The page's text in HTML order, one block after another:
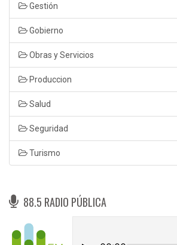
Gestión
Gobierno
Obras y Servicios
Produccion
Salud
Seguridad
Turismo
88.5 RADIO PÚBLICA